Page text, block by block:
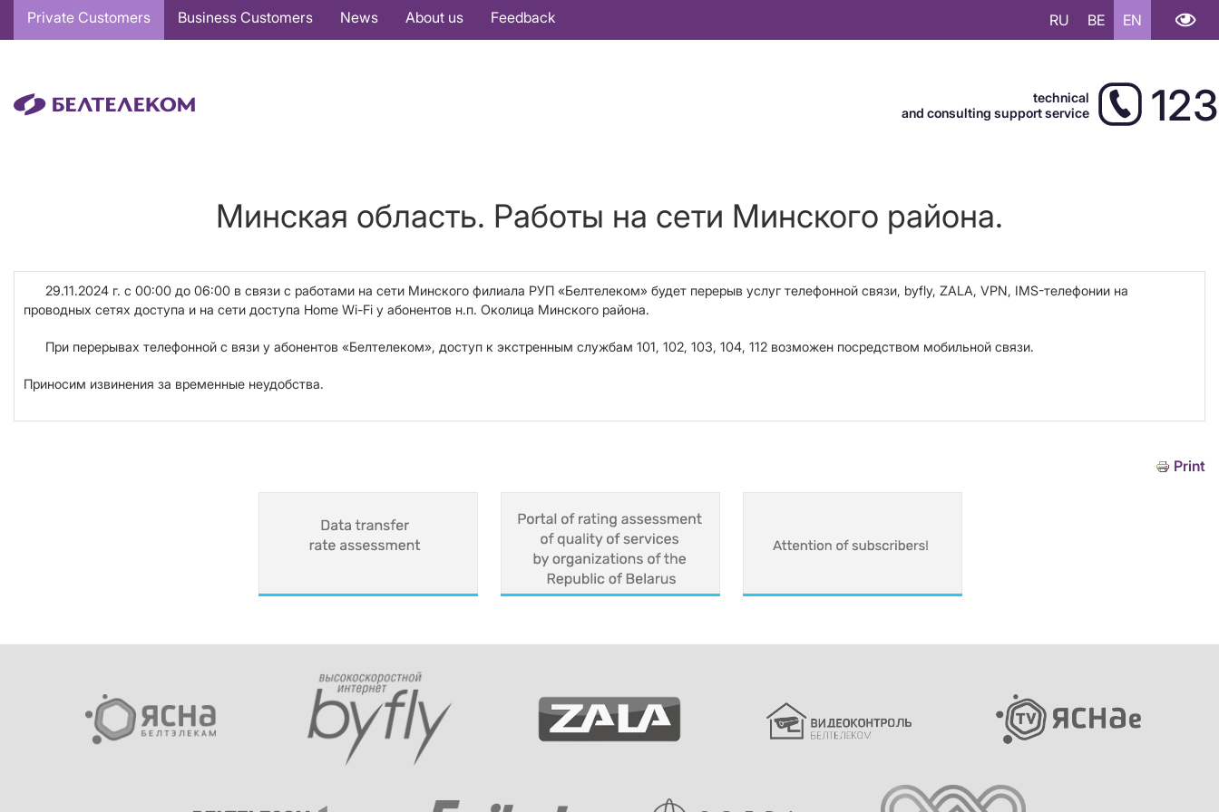
Основная
навигация
Private Customers Business Customers News About us Feedback RU BE EN
technical
and consulting support service
123
Минская область. Работы на сети Минского района.
29.11.2024 г. с 00:00 до 06:00 в связи с работами на сети Минского филиала РУП «Белтелеком» будет перерыв услуг телефонной связи, byfly, ZALA, VPN, IMS-телефонии на
проводных сетях доступа и на сети доступа Home Wi-Fi у абонентов н.п. Околица Минского района.
При перерывах телефонной с вязи у абонентов «Белтелеком», доступ к экстренным службам 101, 102, 103, 104, 112 возможен посредством мобильной связи.
Приносим извинения за временные неудобства.
Print